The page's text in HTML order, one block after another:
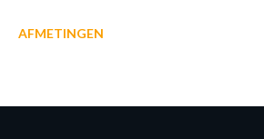
AFMETINGEN